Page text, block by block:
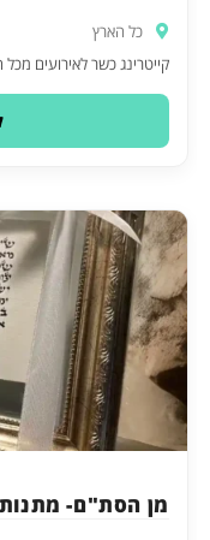
כל הארץ
קייטרינג כשר לאירועים מכל
מן הסת"ם- מתנות